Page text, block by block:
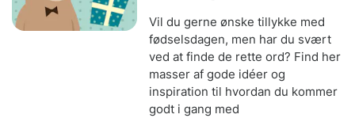
Vil du gerne ønske tillykke med
fødselsdagen, men har du svært
ved at finde de rette ord? Find her
masser af gode idéer og
inspiration til hvordan du kommer
godt i gang med